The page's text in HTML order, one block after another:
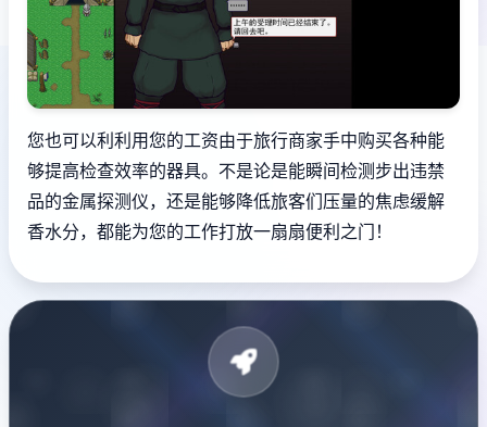
您也可以利利用您的工资由于旅行商家手中购买各种能
够提高检查效率的器具。不是论是能瞬间检测步出违禁
品的金属探测仪，还是能够降低旅客们压量的焦虑缓解
香水分，都能为您的工作打放一扇扇便利之门！